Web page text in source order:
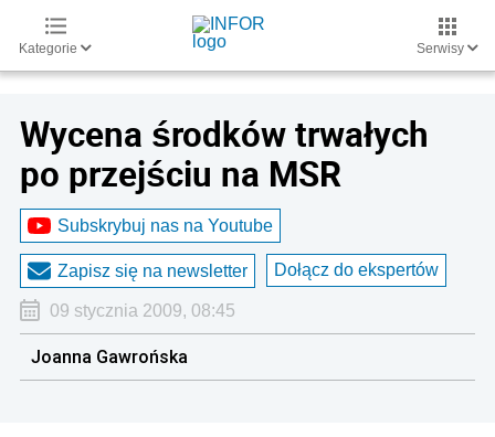
Kategorie Serwisy
Wycena środków trwałych
po przejściu na MSR
Subskrybuj nas na Youtube
Zapisz się na newsletter Dołącz do ekspertów
09 stycznia 2009, 08:45
Joanna Gawrońska